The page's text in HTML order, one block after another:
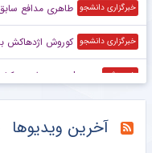
خبرگزاری دانشجو طاهری مدافع
خبرگزاری دانشجو کوروش اژدهاکش
خبرورزشی ویدیو| حسینی از
آخرین ویدیوها